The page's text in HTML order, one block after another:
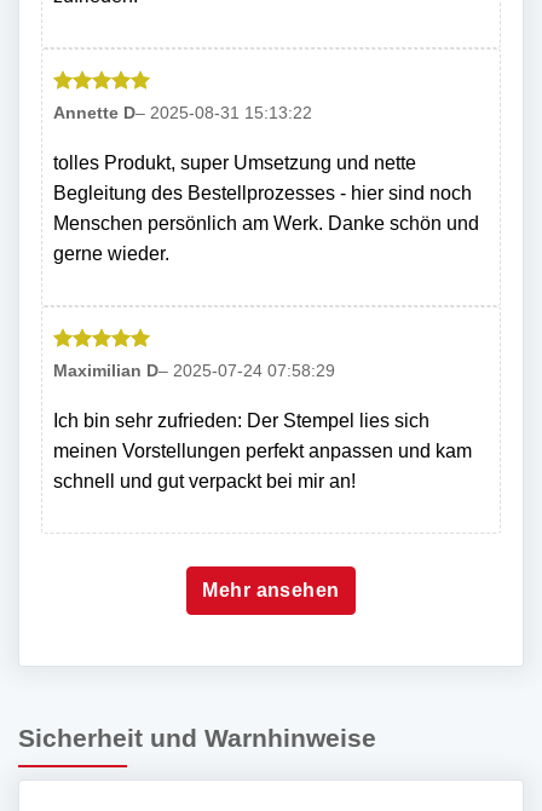
Bewertet
Annette D– 2025-08-31 15:13:22
tolles Produkt, super Umsetzung und nette
Begleitung des Bestellprozesses - hier sind noch
Menschen persönlich am Werk. Danke schön und
gerne wieder.
Bewertet
Maximilian D– 2025-07-24 07:58:29
Ich bin sehr zufrieden: Der Stempel lies sich
meinen Vorstellungen perfekt anpassen und kam
schnell und gut verpackt bei mir an!
Mehr ansehen
Sicherheit und Warnhinweise